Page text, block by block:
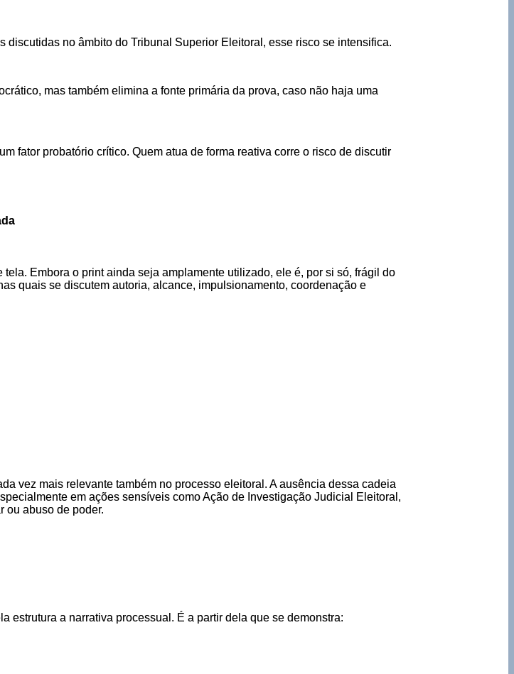
no âmbito do Tribunal Superior Eleitoral, esse risco se intensifica.
mas também elimina a fonte primária da prova, caso não haja uma
fator probatório crítico. Quem atua de forma reativa corre o risco de discutir
Embora o print ainda seja amplamente utilizado, ele é, por si só, frágil do
quais se discutem autoria, alcance, impulsionamento, coordenação e
vez mais relevante também no processo eleitoral. A ausência dessa cadeia
em ações sensíveis como Ação de Investigação Judicial Eleitoral,
ou abuso de poder.
estrutura a narrativa processual. É a partir dela que se demonstra: